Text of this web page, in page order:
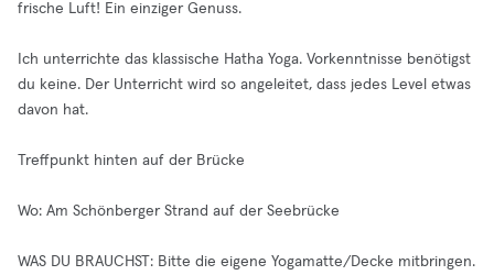
frische Luft! Ein einziger Genuss.
Ich unterrichte das klassische Hatha Yoga. Vorkenntnisse benötigst
du keine. Der Unterricht wird so angeleitet, dass jedes Level etwas
davon hat.
Treffpunkt hinten auf der Brücke
Wo: Am Schönberger Strand auf der Seebrücke
WAS DU BRAUCHST: Bitte die eigene Yogamatte/Decke mitbringen.